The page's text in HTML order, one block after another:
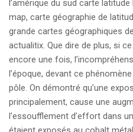
l’amérique du sud carte
map, carte géographie de
grande cartes géographiques
actualitix. Que dire de plus, si ce
encore une fois,
l’époque, devant ce
pôle. On démontré qu’une
principalement, cause une
l’essoufflement d’effort dans